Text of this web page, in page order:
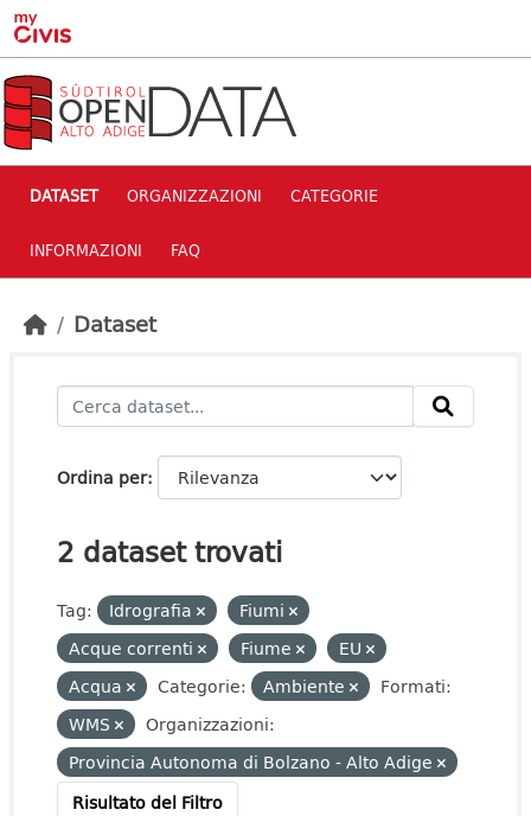
Skip to main content
DATASET ORGANIZZAZIONI CATEGORIE
INFORMAZIONI FAQ
Dataset
Ordina per
2 dataset trovati
Tag: Idrografia
Fiumi
Acque correnti
Fiume
EU
Acqua
Categorie: Ambiente
Formati:
WMS
Organizzazioni:
Provincia Autonoma di Bolzano - Alto Adige
Risultato del Filtro